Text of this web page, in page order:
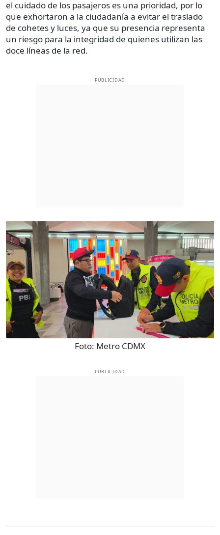
el cuidado de los pasajeros es una prioridad, por lo
que exhortaron a la ciudadanía a evitar el traslado
de cohetes y luces, ya que su presencia representa
un riesgo para la integridad de quienes utilizan las
doce líneas de la red.
PUBLICIDAD
Foto: Metro CDMX
PUBLICIDAD